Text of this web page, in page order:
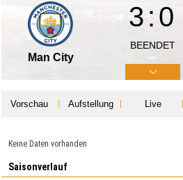
Man City
3:0
BEENDET
Vorschau Aufstellung Live
Keine Daten vorhanden
Saisonverlauf